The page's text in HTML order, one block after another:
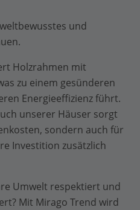
und
Holzrahmen mit
zu einem gesünderen
Energieeffizienz führt.
unserer Häuser sorgt
sondern auch für
Investition zusätzlich
Umwelt respektiert und
Mit Mirago Trend wird